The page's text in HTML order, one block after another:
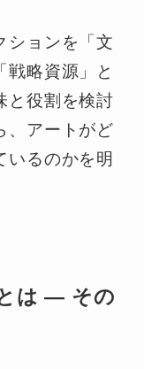
ションを「文
戦略資源」と
と役割を検討
、アートがど
いるのかを明
は ― その